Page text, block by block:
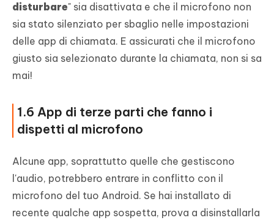
disturbare" sia disattivata e che il microfono non
sia stato silenziato per sbaglio nelle impostazioni
delle app di chiamata. E assicurati che il microfono
giusto sia selezionato durante la chiamata, non si sa
mai!
1.6 App di terze parti che fanno i
dispetti al microfono
Alcune app, soprattutto quelle che gestiscono
l'audio, potrebbero entrare in conflitto con il
microfono del tuo Android. Se hai installato di
recente qualche app sospetta, prova a disinstallarla